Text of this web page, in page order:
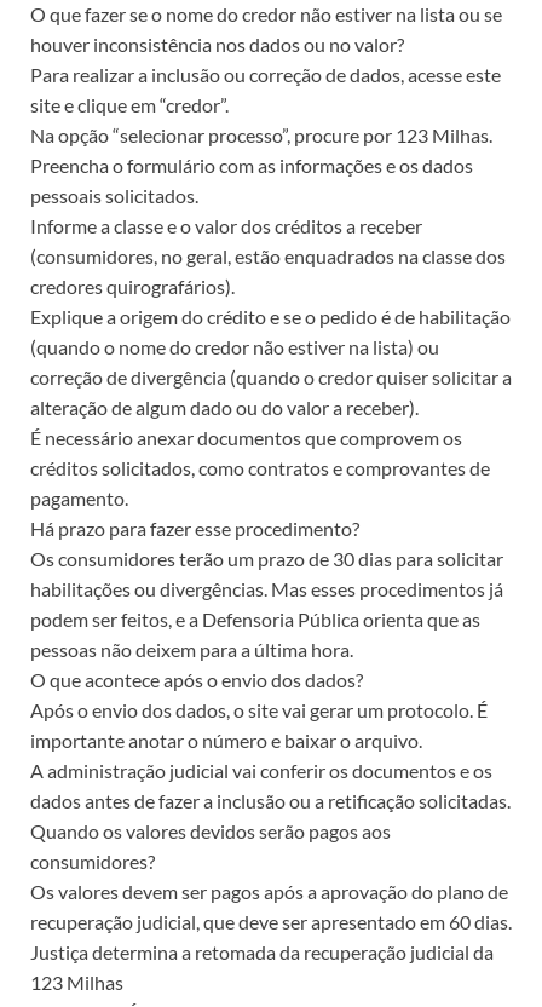
O que fazer se o nome do credor não estiver na lista ou se
houver inconsistência nos dados ou no valor?
Para realizar a inclusão ou correção de dados, acesse este
site e clique em “credor”.
Na opção “selecionar processo”, procure por 123 Milhas.
Preencha o formulário com as informações e os dados
pessoais solicitados.
Informe a classe e o valor dos créditos a receber
(consumidores, no geral, estão enquadrados na classe dos
credores quirografários).
Explique a origem do crédito e se o pedido é de habilitação
(quando o nome do credor não estiver na lista) ou
correção de divergência (quando o credor quiser solicitar a
alteração de algum dado ou do valor a receber).
É necessário anexar documentos que comprovem os
créditos solicitados, como contratos e comprovantes de
pagamento.
Há prazo para fazer esse procedimento?
Os consumidores terão um prazo de 30 dias para solicitar
habilitações ou divergências. Mas esses procedimentos já
podem ser feitos, e a Defensoria Pública orienta que as
pessoas não deixem para a última hora.
O que acontece após o envio dos dados?
Após o envio dos dados, o site vai gerar um protocolo. É
importante anotar o número e baixar o arquivo.
A administração judicial vai conferir os documentos e os
dados antes de fazer a inclusão ou a retificação solicitadas.
Quando os valores devidos serão pagos aos
consumidores?
Os valores devem ser pagos após a aprovação do plano de
recuperação judicial, que deve ser apresentado em 60 dias.
Justiça determina a retomada da recuperação judicial da
123 Milhas